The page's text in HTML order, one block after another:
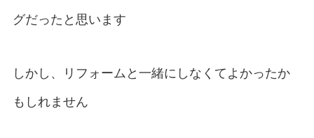
グだったと思います
しかし、リフォームと一緒にしなくてよかったか
もしれません